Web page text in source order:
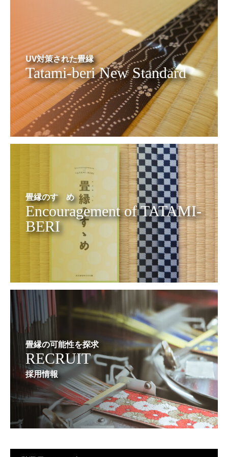
UV対策された畳縁
Tatami-beri New Standard
畳縁のすゝめ
Encouragement of TATAMI-
BERI
畳縁の可能性を探求
RECRUIT
採用情報